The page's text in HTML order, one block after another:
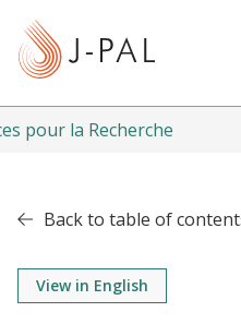
t
pour la Recherche
Back to table of
View in English